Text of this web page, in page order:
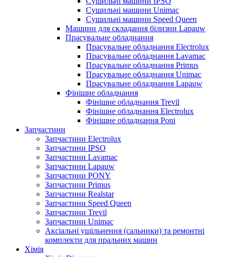
Сушильні машини Unimac
Сушильні машини Speed Queen
Машини для складання білизни Lapauw
Прасувальне обладнання
Прасувальне обладнання Electrolux
Прасувальне обладнання Lavamac
Прасувальне обладнання Primus
Прасувальне обладнання Unimac
Прасувальне обладнання Lapauw
Фінішне обладнання
Фінішне обладнання Trevil
Фінішне обладнання Electrolux
Фінішне обладнання Poni
Запчастини
Запчастини Electrolux
Запчастини IPSO
Запчастини Lavamac
Запчастини Lapauw
Запчастини PONY
Запчастини Primus
Запчастини Realstar
Запчастини Speed Queen
Запчастини Trevil
Запчастини Unimac
Аксіальні ущільнення (сальники) та ремонтні
комплекти для пральних машин
Хімія